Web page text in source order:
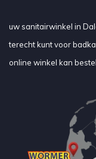
uw sanitairwinkel in
terecht kunt voor
online winkel kan